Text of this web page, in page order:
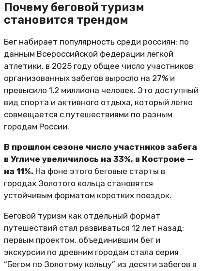
Почему беговой туризм
становится трендом
Бег набирает популярность среди россиян: по
данным Всероссийской федерации легкой
атлетики, в 2025 году общее число участников
организованных забегов выросло на 27% и
превысило 1,2 миллиона человек. Это доступный
вид спорта и активного отдыха, который легко
совмещается с путешествиями по разным
городам России.
В прошлом сезоне число участников забега
в Угличе увеличилось на 33%, в Костроме —
на 11%. На фоне этого беговые старты в
городах Золотого кольца становятся
устойчивым форматом коротких поездок.
Беговой туризм как отдельный формат
путешествий стал развиваться 12 лет назад:
первым проектом, объединившим бег и
экскурсии по древним городам стала серия
“Бегом по Золотому кольцу” из десяти забегов в